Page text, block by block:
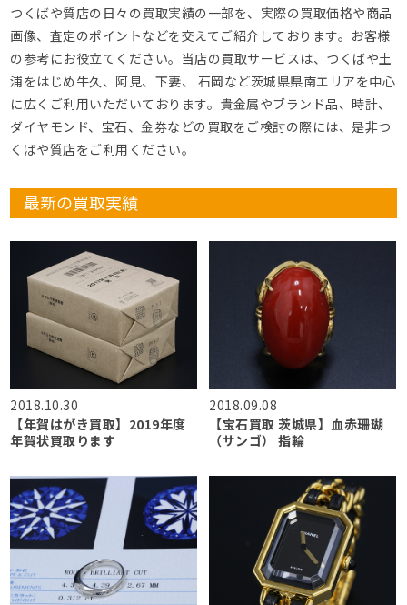
つくばや質店の日々の買取実績の一部を、実際の買取価格や商品
画像、査定のポイントなどを交えてご紹介しております。お客様
の参考にお役立てください。当店の買取サービスは、つくばや土
浦をはじめ牛久、阿見、下妻、 石岡など茨城県県南エリアを中心
に広くご利用いただいております。貴金属やブランド品、時計、
ダイヤモンド、宝石、金券などの買取をご検討の際には、是非つ
くばや質店をご利用ください。
最新の買取実績
2018.10.30
【年賀はがき買取】2019年度
年賀状買取ります
2018.09.08
【宝石買取 茨城県】血赤珊瑚
（サンゴ） 指輪